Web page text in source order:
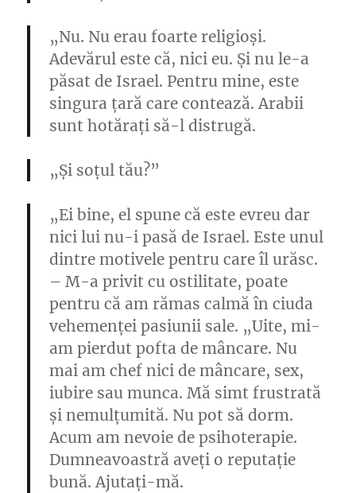
„Nu. Nu erau foarte religioși.
Adevărul este că, nici eu. Și nu le-a
păsat de Israel. Pentru mine, este
singura țară care contează. Arabii
sunt hotărați să-l distrugă.
„Și soțul tău?”
„Ei bine, el spune că este evreu dar
nici lui nu-i pasă de Israel. Este unul
dintre motivele pentru care îl urăsc.
– M-a privit cu ostilitate, poate
pentru că am rămas calmă în ciuda
vehemenței pasiunii sale. „Uite, mi-
am pierdut pofta de mâncare. Nu
mai am chef nici de mâncare, sex,
iubire sau munca. Mă simt frustrată
și nemulțumită. Nu pot să dorm.
Acum am nevoie de psihoterapie.
Dumneavoastră aveți o reputație
bună. Ajutați-mă.